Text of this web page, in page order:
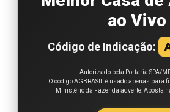
ao Vivo
Código de Indicação:
Autorizado pela Portaria SPA/
O código AGBRASIL é usado apenas para
Ministério da Fazenda adverte: Aposta